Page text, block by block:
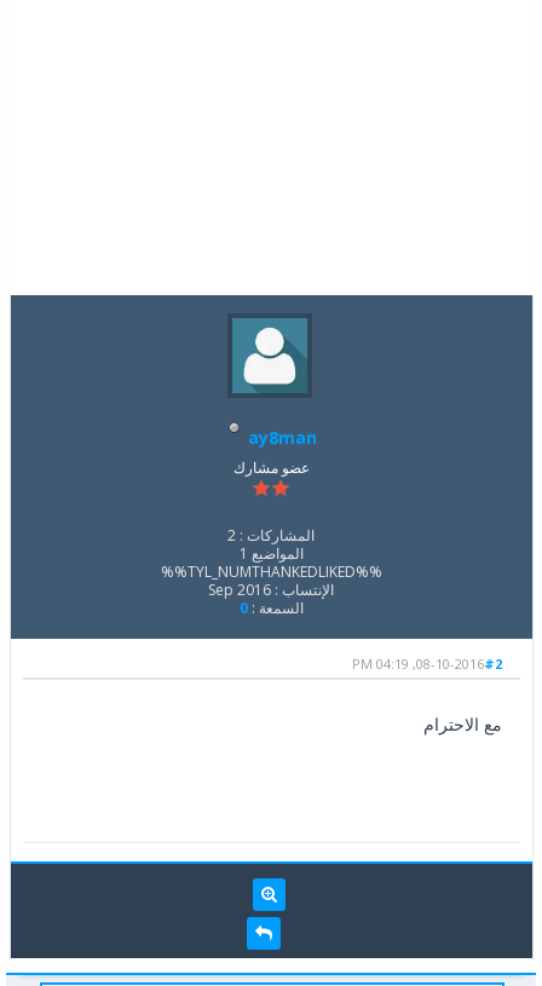
ay8man
عضو مشارك
المشاركات : 2
المواضيع 1
%%TYL_NUMTHANKEDLIKED%%
الإنتساب : Sep 2016
السمعة :0
#2
08-10-2016, 04:19 PM
مع الاحترام